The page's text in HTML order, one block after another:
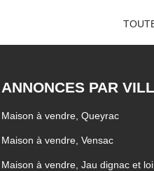
ANNONCES PAR
Maison à vendre, Queyrac
Maison à vendre, Vensac
Maison à vendre, Jau dignac et